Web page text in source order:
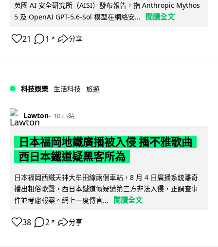
英國 AI 安全研究所（AISI）發布報告，指 Anthropic Mythos
5 及 OpenAI GPT-5.6-Sol 模型在網絡安...
閱讀全文
21 1 ↗ 分享
科技娛樂 生活科技 旅遊
Lawton 10 小時
日本福岡地鐵廣播被入侵 播不雅歌曲
西日本鐵道疑黑客所為
日本福岡西鐵天神大牟田線兩個車站，8 月 4 日廣播系統離奇
播出粗俗歌聲，西日本鐵道懷疑遭第三方非法入侵，正調查事
件並考慮報案。網上一度傳言...
閱讀全文
38 2 ↗ 分享